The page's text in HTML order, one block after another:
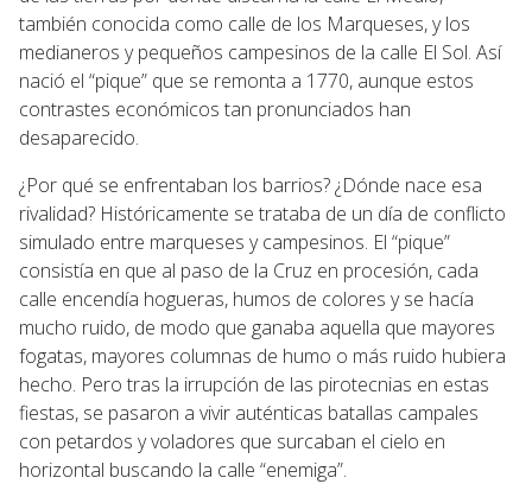
también conocida como calle de los Marqueses, y los
medianeros y pequeños campesinos de la calle El Sol. Así
nació el “pique” que se remonta a 1770, aunque estos
contrastes económicos tan pronunciados han
desaparecido.
¿Por qué se enfrentaban los barrios? ¿Dónde nace esa
rivalidad? Históricamente se trataba de un día de conflicto
simulado entre marqueses y campesinos. El “pique”
consistía en que al paso de la Cruz en procesión, cada
calle encendía hogueras, humos de colores y se hacía
mucho ruido, de modo que ganaba aquella que mayores
fogatas, mayores columnas de humo o más ruido hubiera
hecho. Pero tras la irrupción de las pirotecnias en estas
fiestas, se pasaron a vivir auténticas batallas campales
con petardos y voladores que surcaban el cielo en
horizontal buscando la calle “enemiga”.